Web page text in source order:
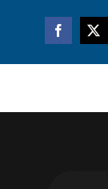
Facebook
X